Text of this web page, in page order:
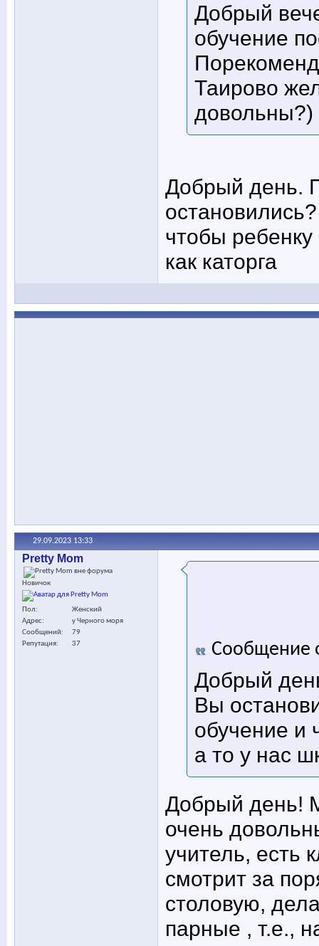
Добрый
обучение
Таирово
довольны?)
Добрый день.
чтобы
как каторга
29.09.2023 13:33
Pretty Mom
Новичок
Пол
Женский
Адрес
у Черного моря
Сообщений
79
Репутация
37 Сообщение
Добрый
Вы
обучение и
а то у нас
Добрый день!
очень
учитель, есть
смотрит за
столовую,
парные , т.е.,